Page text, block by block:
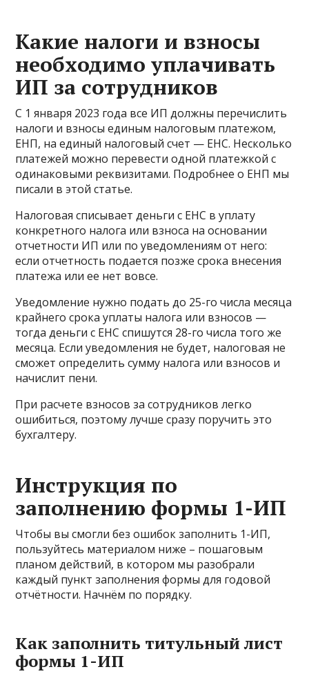
Какие налоги и взносы
необходимо уплачивать
ИП за сотрудников
С 1 января 2023 года все ИП должны перечислить
налоги и взносы единым налоговым платежом,
ЕНП, на единый налоговый счет — ЕНС. Несколько
платежей можно перевести одной платежкой с
одинаковыми реквизитами. Подробнее о ЕНП мы
писали в этой статье.
Налоговая списывает деньги с ЕНС в уплату
конкретного налога или взноса на основании
отчетности ИП или по уведомлениям от него:
если отчетность подается позже срока внесения
платежа или ее нет вовсе.
Уведомление нужно подать до 25-го числа месяца
крайнего срока уплаты налога или взносов —
тогда деньги с ЕНС спишутся 28-го числа того же
месяца. Если уведомления не будет, налоговая не
сможет определить сумму налога или взносов и
начислит пени.
При расчете взносов за сотрудников легко
ошибиться, поэтому лучше сразу поручить это
бухгалтеру.
Инструкция по
заполнению формы 1-ИП
Чтобы вы смогли без ошибок заполнить 1-ИП,
пользуйтесь материалом ниже – пошаговым
планом действий, в котором мы разобрали
каждый пункт заполнения формы для годовой
отчётности. Начнём по порядку.
Как заполнить титульный лист
формы 1-ИП